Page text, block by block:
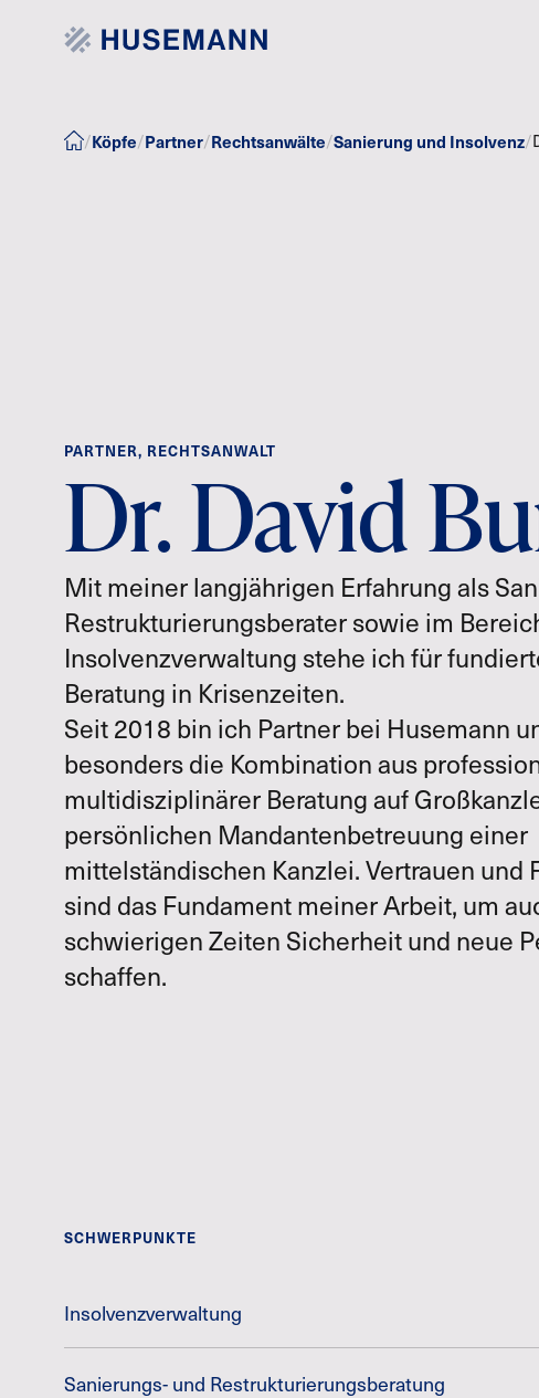
/Köpfe/Partner/Rechtsanwälte/Sanierung und Insolvenz/
PARTNER, RECHTSANWALT
Dr. David
Mit meiner langjährigen Erfahrung als
Restrukturierungsberater sowie im
Insolvenzverwaltung stehe ich für
Beratung in Krisenzeiten.
Seit 2018 bin ich Partner bei Husemann
besonders die Kombination aus
multidisziplinärer Beratung auf
persönlichen Mandantenbetreuung einer
mittelständischen Kanzlei. Vertrauen und
sind das Fundament meiner Arbeit, um
schwierigen Zeiten Sicherheit und neue
schaffen.
SCHWERPUNKTE
Insolvenzverwaltung
Sanierungs- und Restrukturierungsberatung